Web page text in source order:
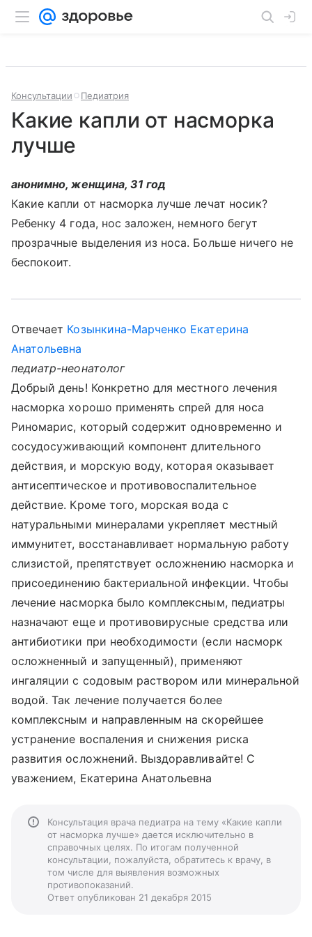
Консультации Педиатрия
Какие капли от насморка
лучше
анонимно, женщина, 31 год
Какие капли от насморка лучше лечат носик?
Ребенку 4 года, нос заложен, немного бегут
прозрачные выделения из носа. Больше ничего не
беспокоит.
Отвечает Козынкина-Марченко Екатерина
Анатольевна
педиатр-неонатолог
Добрый день! Конкретно для местного лечения
насморка хорошо применять спрей для носа
Риномарис, который содержит одновременно и
сосудосуживающий компонент длительного
действия, и морскую воду, которая оказывает
антисептическое и противовоспалительное
действие. Кроме того, морская вода с
натуральными минералами укрепляет местный
иммунитет, восстанавливает нормальную работу
слизистой, препятствует осложнению насморка и
присоединению бактериальной инфекции. Чтобы
лечение насморка было комплексным, педиатры
назначают еще и противовирусные средства или
антибиотики при необходимости (если насморк
осложненный и запущенный), применяют
ингаляции с содовым раствором или минеральной
водой. Так лечение получается более
комплексным и направленным на скорейшее
устранение воспаления и снижения риска
развития осложнений. Выздоравливайте! С
уважением, Екатерина Анатольевна
Консультация врача педиатра на тему «Какие капли
от насморка лучше» дается исключительно в
справочных целях. По итогам полученной
консультации, пожалуйста, обратитесь к врачу, в
том числе для выявления возможных
противопоказаний.
Ответ опубликован 21 декабря 2015